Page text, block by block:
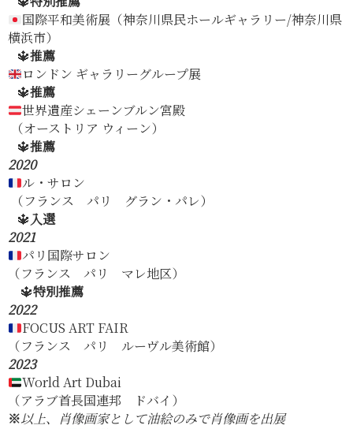
国際平和美術展（神奈川県民ホールギャラリー/神奈川県
横浜市）
🔱推薦
ロンドン ギャラリーグループ展
🔱推薦
世界遺産シェーンブルン宮殿
（オーストリア ウィーン）
🔱推薦
2020
ル・サロン
（フランス パリ グラン・パレ）
🔱入選
2021
パリ国際サロン
（フランス パリ マレ地区）
🔱特別推薦
2022
FOCUS ART FAIR
（フランス パリ ルーヴル美術館）
2023
World Art Dubai
（アラブ首長国連邦 ドバイ）
※以上、肖像画家として油絵のみで肖像画を出展